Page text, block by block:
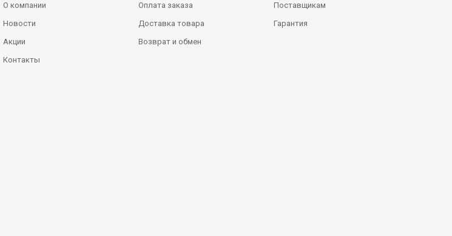
О компании
Новости
Акции
Контакты
Оплата заказа
Доставка товара
Возврат и обмен
Поставщикам
Гарантия